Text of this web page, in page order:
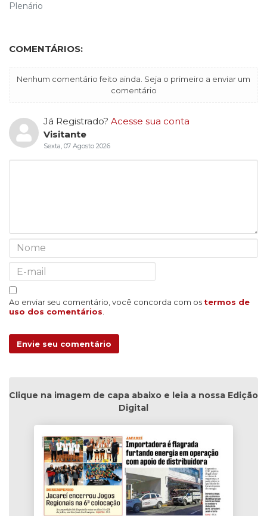
Plenário
COMENTÁRIOS:
Nenhum comentário feito ainda. Seja o primeiro a enviar um
comentário
Já Registrado? Acesse sua conta
Visitante
Sexta, 07 Agosto 2026
Ao enviar seu comentário, você concorda com os termos de
uso dos comentários
Envie seu comentário
Clique na imagem de capa abaixo e leia a nossa Edição
Digital